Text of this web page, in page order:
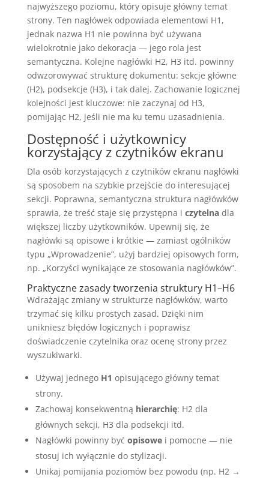
najwyższego poziomu, który opisuje główny temat
strony. Ten nagłówek odpowiada elementowi H1,
jednak nazwa H1 nie powinna być używana
wielokrotnie jako dekoracja — jego rola jest
semantyczna. Kolejne nagłówki H2, H3 itd. powinny
odwzorowywać strukturę dokumentu: sekcje główne
(H2), podsekcje (H3), i tak dalej. Zachowanie logicznej
kolejności jest kluczowe: nie zaczynaj od H3,
pomijając H2, jeśli nie ma ku temu uzasadnienia.
Dostępność i użytkownicy
korzystający z czytników ekranu
Dla osób korzystających z czytników ekranu nagłówki
są sposobem na szybkie przejście do interesującej
sekcji. Poprawna, semantyczna struktura nagłówków
sprawia, że treść staje się przystępna i czytelnadla
większej liczby użytkowników. Upewnij się, że
nagłówki są opisowe i krótkie — zamiast ogólników
typu „Wprowadzenie”, użyj bardziej opisowych form,
np. „Korzyści wynikające ze stosowania nagłówków”.
Praktyczne zasady tworzenia struktury H1–H6
Wdrażając zmiany w strukturze nagłówków, warto
trzymać się kilku prostych zasad. Dzięki nim
unikniesz błędów logicznych i poprawisz
doświadczenie czytelnika oraz ocenę strony przez
wyszukiwarki.
Używaj jednego H1 opisującego główny temat
strony.
Zachowaj konsekwentną hierarchię: H2 dla
głównych sekcji, H3 dla podsekcji itd.
Nagłówki powinny być opisowei pomocne — nie
stosuj ich wyłącznie do stylizacji.
Unikaj pomijania poziomów bez powodu (np. H2 →